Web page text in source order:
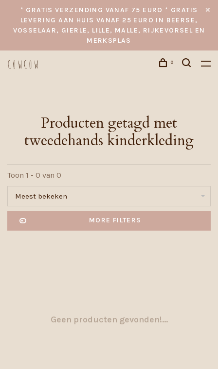
* GRATIS VERZENDING VANAF 75 EURO * GRATIS
LEVERING AAN HUIS VANAF 25 EURO IN BEERSE,
VOSSELAAR, GIERLE, LILLE, MALLE, RIJKEVORSEL EN
MERKSPLAS
0
Producten getagd met
tweedehands kinderkleding
Toon 1 - 0 van 0
Meest bekeken
MORE FILTERS
Geen producten gevonden!...